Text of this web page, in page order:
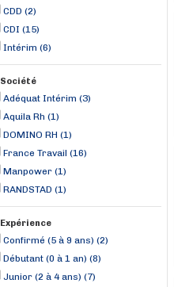
Poitiers (2)
Vaudelnay (2)
Benais (1)
CDD (2)
CDI (15)
Intérim (6)
Société
Adéquat Intérim (3)
Aquila Rh (1)
DOMINO RH (1)
France Travail (16)
Manpower (1)
RANDSTAD (1)
Expérience
Confirmé (5 à 9 ans) (2)
Débutant (0 à 1 an) (8)
Junior (2 à 4 ans) (7)